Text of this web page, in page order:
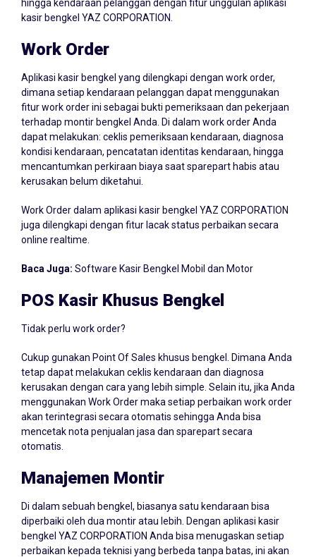
hingga kendaraan pelanggan dengan fitur unggulan aplikasi
kasir bengkel YAZ CORPORATION.
Work Order
Aplikasi kasir bengkel yang dilengkapi dengan work order,
dimana setiap kendaraan pelanggan dapat menggunakan
fitur work order ini sebagai bukti pemeriksaan dan pekerjaan
terhadap montir bengkel Anda. Di dalam work order Anda
dapat melakukan: ceklis pemeriksaan kendaraan, diagnosa
kondisi kendaraan, pencatatan identitas kendaraan, hingga
mencantumkan perkiraan biaya saat sparepart habis atau
kerusakan belum diketahui.
Work Order dalam aplikasi kasir bengkel YAZ CORPORATION
juga dilengkapi dengan fitur lacak status perbaikan secara
online realtime.
Baca Juga: Software Kasir Bengkel Mobil dan Motor
POS Kasir Khusus Bengkel
Tidak perlu work order?
Cukup gunakan Point Of Sales khusus bengkel. Dimana Anda
tetap dapat melakukan ceklis kendaraan dan diagnosa
kerusakan dengan cara yang lebih simple. Selain itu, jika Anda
menggunakan Work Order maka setiap perbaikan work order
akan terintegrasi secara otomatis sehingga Anda bisa
mencetak nota penjualan jasa dan sparepart secara
otomatis.
Manajemen Montir
Di dalam sebuah bengkel, biasanya satu kendaraan bisa
diperbaiki oleh dua montir atau lebih. Dengan aplikasi kasir
bengkel YAZ CORPORATION Anda bisa menugaskan setiap
perbaikan kepada teknisi yang berbeda tanpa batas, ini akan